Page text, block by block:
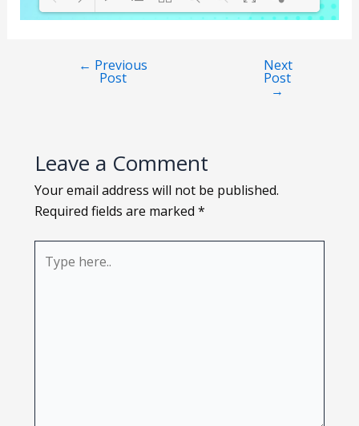
← Previous
Post
Next
Post
→
Leave a Comment
Your email address will not be published.
Required fields are marked *
here..